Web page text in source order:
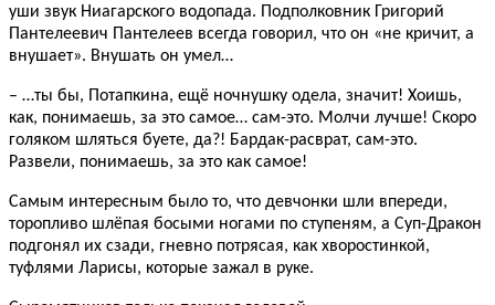
уши звук Ниагарского водопада. Подполковник Григорий
Пантелеевич Пантелеев всегда говорил, что он «не кричит, а
внушает». Внушать он умел…
– …ты бы, Потапкина, ещё ночнушку одела, значит! Хоишь,
как, понимаешь, за это самое… сам-это. Молчи лучше! Скоро
голяком шляться буете, да?! Бардак-расврат, сам-это.
Развели, понимаешь, за это как самое!
Самым интересным было то, что девчонки шли впереди,
торопливо шлёпая босыми ногами по ступеням, а Суп-Дракон
подгонял их сзади, гневно потрясая, как хворостинкой,
туфлями Ларисы, которые зажал в руке.